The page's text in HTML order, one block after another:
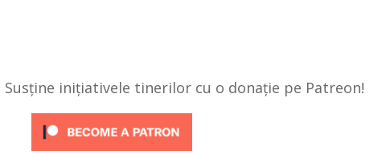
inițiativele tinerilor cu o donație pe Patreon!